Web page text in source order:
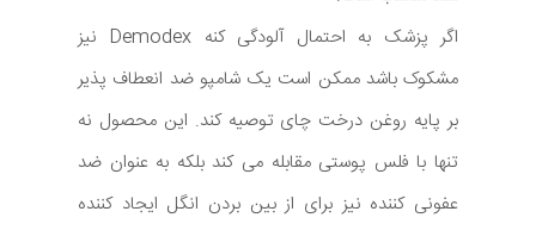
اگر پزشک به احتمال آلودگی کنه Demodex نیز
مشکوک باشد ممکن است یک شامپو ضد انعطاف پذیر
بر پایه روغن درخت چای توصیه کند. این محصول نه
تنها با فلس پوستی مقابله می کند بلکه به عنوان ضد
عفونی کننده نیز برای از بین بردن انگل ایجاد کننده